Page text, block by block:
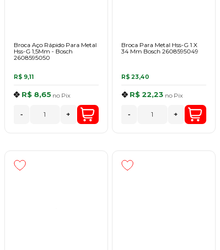
Broca Aço Rápido Para Metal
Hss-G 1,5Mm - Bosch
2608595050
R$ 9,11
R$ 8,65 no Pix
- +
Broca Para Metal Hss-G 1 X
34 Mm Bosch 2608595049
R$ 23,40
R$ 22,23 no Pix
- +